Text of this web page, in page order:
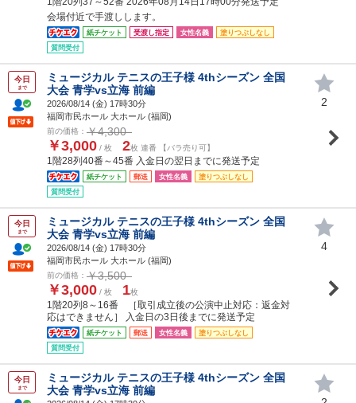
会場付近で手渡しします。
紙チケット 受渡し指定 女性名義
塗りつぶしなし
質問受付
今日
まで
ミュージカル テニスの王子様 4thシーズン 全国
大会 青学vs立海 前編
2026/08/14 (金) 17時30分
福岡市民ホール 大ホール (福岡)
前の価格： ￥4,300
￥3,000 / 枚 2枚 連番 【バラ売り可】
1階28列40番～45番 入金日の翌日までに発送予定
紙チケット 郵送 女性名義
塗りつぶしなし
質問受付
2
今日
まで
ミュージカル テニスの王子様 4thシーズン 全国
大会 青学vs立海 前編
2026/08/14 (金) 17時30分
福岡市民ホール 大ホール (福岡)
前の価格： ￥3,500
￥3,000 / 枚 1枚
1階20列8～16番 ［取引成立後の公演中止対応：返金対
応はできません］ 入金日の3日後までに発送予定
紙チケット 郵送 女性名義
塗りつぶしなし
質問受付
4
今日
まで
ミュージカル テニスの王子様 4thシーズン 全国
大会 青学vs立海 前編